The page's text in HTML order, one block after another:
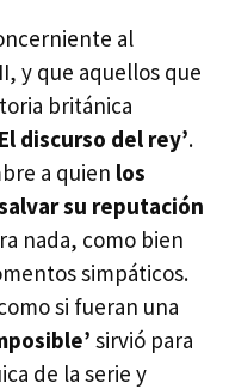
al
y que aquellos que
británica
discurso del rey’.
a quien los
su reputación
nada, como bien
simpáticos.
si fueran una
sirvió para
de la serie y